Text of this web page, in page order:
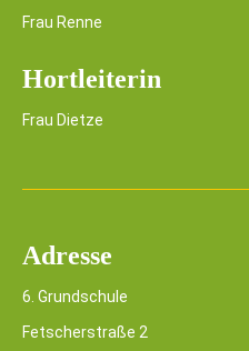
Frau Renne
Hortleiterin
Frau Dietze
Adresse
6. Grundschule
Fetscherstraße 2